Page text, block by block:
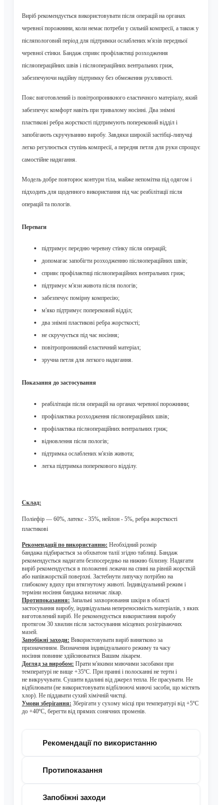
Виріб рекомендується використовувати після операцій на органах
черевної порожнини, коли немає потреби у сильній компресії, а також у
післяпологовий період для підтримки ослаблених м'язів передньої
черевної стінки. Бандаж сприяє профілактиці розходження
післяопераційних швів і післяопераційних вентральних гриж,
забезпечуючи надійну підтримку без обмеження рухливості.
Пояс виготовлений із повітропроникного еластичного матеріалу, який
забезпечує комфорт навіть при тривалому носінні. Два знімні
пластикові ребра жорсткості підтримують поперековий відділ і
запобігають скручуванню виробу. Завдяки широкій застібці-липучці
легко регулюється ступінь компресії, а передня петля для руки спрощує
самостійне надягання.
Модель добре повторює контури тіла, майже непомітна під одягом і
підходить для щоденного використання під час реабілітації після
операцій та пологів.
Переваги
підтримує передню черевну стінку після операцій;
допомагає запобігти розходженню післяопераційних швів;
сприяє профілактиці післяопераційних вентральних гриж;
підтримує м'язи живота після пологів;
забезпечує помірну компресію;
м'яко підтримує поперековий відділ;
два знімні пластикові ребра жорсткості;
не скручується під час носіння;
повітропроникний еластичний матеріал;
зручна петля для легкого надягання.
Показання до застосування
реабілітація після операцій на органах черевної порожнини;
профілактика розходження післяопераційних швів;
профілактика післяопераційних вентральних гриж;
відновлення після пологів;
підтримка ослаблених м'язів живота;
легка підтримка поперекового відділу.
Склад:
Поліефір — 60%, латекс - 35%, нейлон - 5%, ребра жорсткості
пластикові
Рекомендації по використанню: Необхідний розмір
бандажа підбирається за обхватом талії згідно таблиці. Бандаж
рекомендується надягати безпосередньо на нижню білизну. Надягати
виріб рекомендується в положенні лежачи на спині на рівній жорсткій
або напівжорсткій поверхні. Застебнути липучку потрібно на
глибокому вдиху при втягнутому животі. Індивідуальний режим і
терміни носіння бандажа визначає лікар.
Протипоказання: Запальні захворювання шкіри в області
застосування виробу, індивідуальна непереносимість матеріалів, з яких
виготовлений виріб. Не рекомендується використання виробу
протягом 30 хвилин після застосування місцевих розігріваючих
мазей.
Запобіжні заходи: Використовувати виріб винятково за
призначенням. Визначення індивідуального режиму та часу
носіння повинне здійснюватися Вашим лікарем.
Догляд за виробом: Прати м'якими миючими засобами при
температурі не вище +35ºС. При пранні і полосканні не терти і
не викручувати. Сушити вдалині від джерел тепла. Не прасувати. Не
відбілювати (не використовувати відбілюючі миючі засоби, що містять
хлор). Не піддавати сухий хімічній чистці.
Умови зберігання: Зберігати у сухому місці при температурі від +5ºС
до +40ºС, берегти від прямих сонячних променів.
Рекомендації по використанню
Протипоказання
Запобіжні заходи